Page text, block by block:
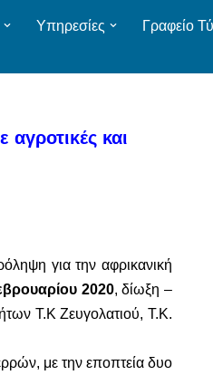
Υπηρεσίες Γραφείο
και
για την αφρικανική
2020, δίωξη –
Τ.Κ Ζευγολατιού, Τ.Κ.
με την εποπτεία δυο